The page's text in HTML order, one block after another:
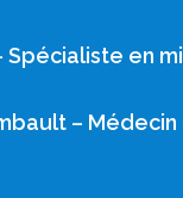
Spécialiste en
–